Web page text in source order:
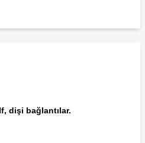
dişi bağlantılar.